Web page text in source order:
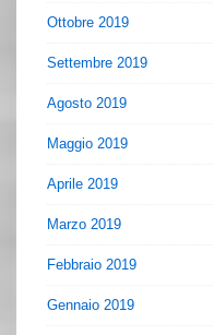
Ottobre 2019
Settembre 2019
Agosto 2019
Maggio 2019
Aprile 2019
Marzo 2019
Febbraio 2019
Gennaio 2019